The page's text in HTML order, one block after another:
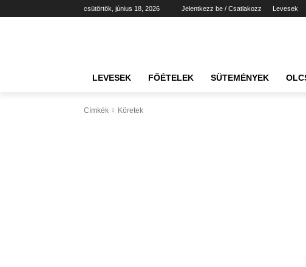
csütörtök, június 18, 2026 Jelentkezz be / Csatlakozz Levesek
LEVESEK FŐÉTELEK SÜTEMÉNYEK
Címkék Köretek